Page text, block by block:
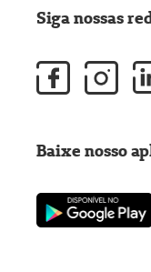
Siga nossas
Baixe nosso